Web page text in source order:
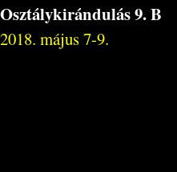
Osztálykirándulás 9. B
2018. május 7-9.